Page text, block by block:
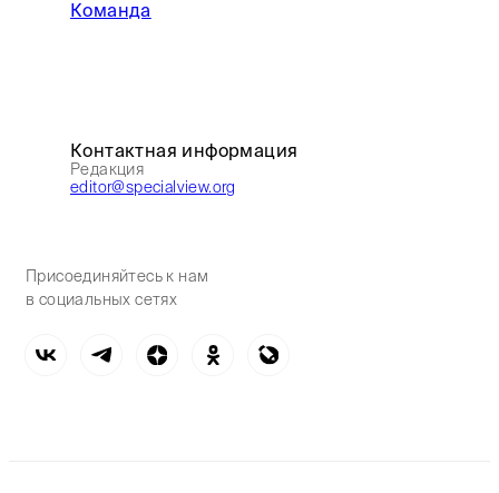
Команда
Контактная информация
Редакция
editor@specialview.org
Присоединяйтесь к нам
в социальных сетях